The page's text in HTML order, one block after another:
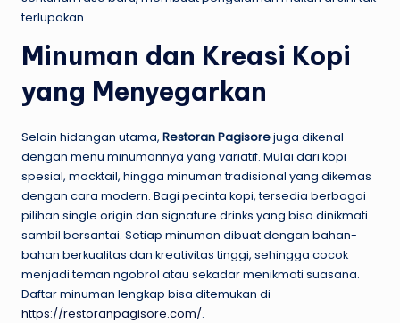
terlupakan.
Minuman dan Kreasi Kopi
yang Menyegarkan
Selain hidangan utama, Restoran Pagisorejuga dikenal
dengan menu minumannya yang variatif. Mulai dari kopi
spesial, mocktail, hingga minuman tradisional yang dikemas
dengan cara modern. Bagi pecinta kopi, tersedia berbagai
pilihan single origin dan signature drinks yang bisa dinikmati
sambil bersantai. Setiap minuman dibuat dengan bahan-
bahan berkualitas dan kreativitas tinggi, sehingga cocok
menjadi teman ngobrol atau sekadar menikmati suasana.
Daftar minuman lengkap bisa ditemukan di
https://restoranpagisore.com/.